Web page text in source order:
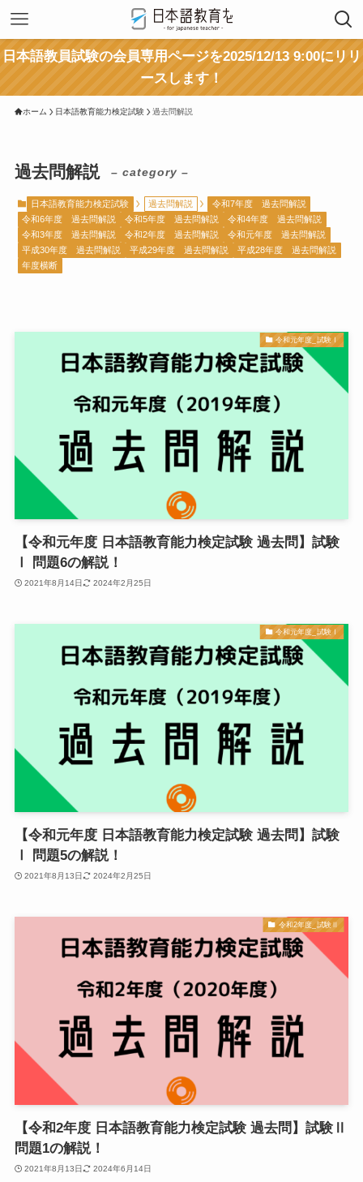
日本語教員試験の会員専用ページを2025/12/13 9:00にリリ
ースします！
ホーム 日本語教育能力検定試験 過去問解説
過去問解説 – category –
日本語教育能力検定試験 過去問解説
令和7年度 過去問解説
令和6年度 過去問解説
令和5年度 過去問解説
令和4年度 過去問解説
令和3年度 過去問解説
令和2年度 過去問解説
令和元年度 過去問解説
平成30年度 過去問解説
平成29年度 過去問解説
平成28年度 過去問解説
年度横断
令和元年度_試験Ⅰ
【令和元年度 日本語教育能力検定試験 過去問】試験
Ⅰ 問題6の解説！
2021年8月14日 2024年2月25日
令和元年度_試験Ⅰ
【令和元年度 日本語教育能力検定試験 過去問】試験
Ⅰ 問題5の解説！
2021年8月13日 2024年2月25日
令和2年度_試験Ⅱ
【令和2年度 日本語教育能力検定試験 過去問】試験Ⅱ
問題1の解説！
2021年8月13日 2024年6月14日